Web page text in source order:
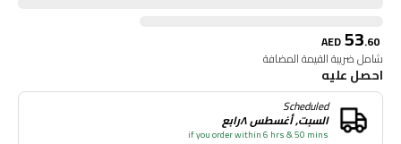
AED53.60
شامل ضريبة القيمة المضافة
احصل عليه
Scheduled
السبت, أغسطس ٨رابع
if you order within 6 hrs & 50 mins